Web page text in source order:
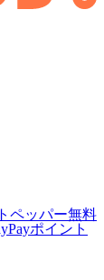
ペッパー無料
ポイント